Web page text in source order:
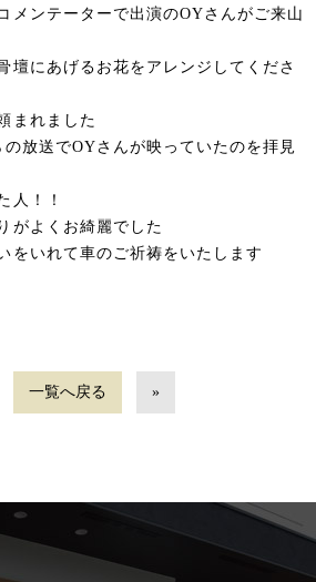
メンテーターで出演のOYさんがご来山
壇にあげるお花をアレンジしてくださ
まれました
放送でOYさんが映っていたのを拝見
人！！
がよくお綺麗でした
をいれて車のご祈祷をいたします
一覧へ戻る »